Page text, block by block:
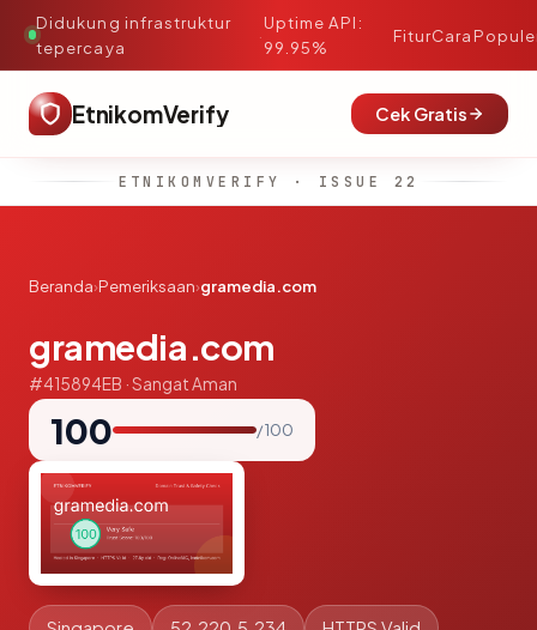
Didukung infrastruktur
tepercaya
·
Uptime API:
99.95%
FiturCara
EtnikomVerify Cek Gratis
ETNIKOMVERIFY · ISSUE 22
Beranda›Pemeriksaan›gramedia.com
gramedia.com
#415894EB · Sangat Aman
100 / 100